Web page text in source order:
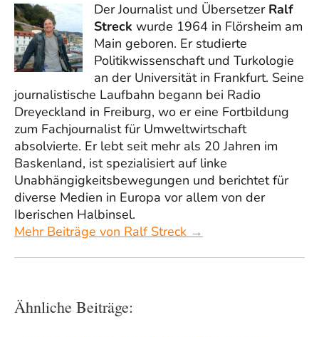
Der Journalist und Übersetzer Ralf
Streck wurde 1964 in Flörsheim am
Main geboren. Er studierte
Politikwissenschaft und Turkologie
an der Universität in Frankfurt. Seine
journalistische Laufbahn begann bei Radio
Dreyeckland in Freiburg, wo er eine Fortbildung
zum Fachjournalist für Umweltwirtschaft
absolvierte. Er lebt seit mehr als 20 Jahren im
Baskenland, ist spezialisiert auf linke
Unabhängigkeitsbewegungen und berichtet für
diverse Medien in Europa vor allem von der
Iberischen Halbinsel.
Mehr Beiträge von Ralf Streck →
Ähnliche Beiträge: